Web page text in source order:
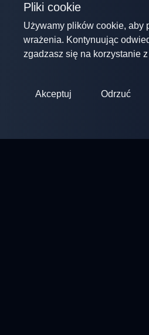
Pliki cookie
Używamy plików cookie, aby
wrażenia. Kontynuując
zgadzasz się na korzystanie
Akceptuj Odrzuć